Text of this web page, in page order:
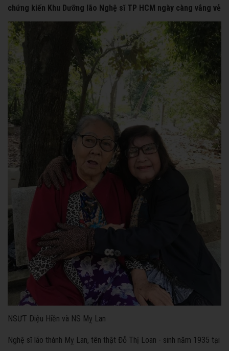
chứng kiến Khu Dưỡng lão Nghệ sĩ TP HCM ngày càng vắng vẻ
NSƯT Diệu Hiền và NS Mỵ Lan
Nghệ sĩ lão thành Mỵ Lan, tên thật Đỗ Thị Loan - sinh năm 1935 tại